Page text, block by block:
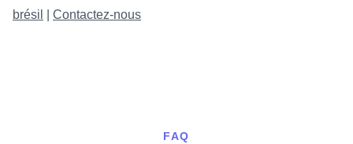
brésil
Contactez-nous
FAQ